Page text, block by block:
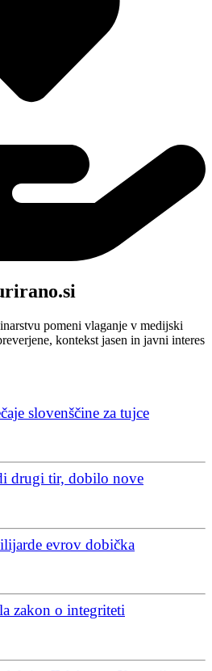
pomeni vlaganje v medijski
kontekst jasen in javni interes
slovenščine za tujce
drugi tir, dobilo nove
evrov dobička
zakon o integriteti